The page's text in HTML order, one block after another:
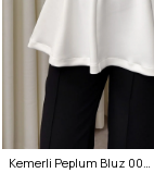
Kemerli Peplum Bluz 0040 - BEYAZ